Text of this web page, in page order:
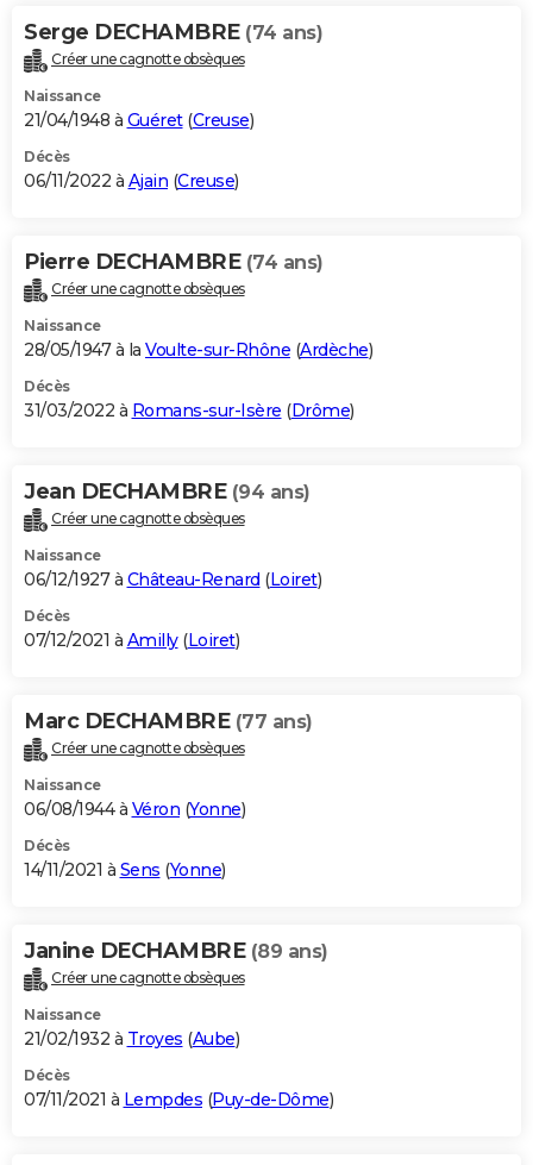
Serge DECHAMBRE (74 ans)
Créer une cagnotte obsèques
Naissance
21/04/1948 à Guéret(Creuse)
Décès
06/11/2022 à Ajain (Creuse)
Pierre DECHAMBRE (74 ans)
Créer une cagnotte obsèques
Naissance
28/05/1947 à la Voulte-sur-Rhône (Ardèche)
Décès
31/03/2022 à Romans-sur-Isère (Drôme)
Jean DECHAMBRE (94 ans)
Créer une cagnotte obsèques
Naissance
06/12/1927 à Château-Renard (Loiret)
Décès
07/12/2021 à Amilly(Loiret)
Marc DECHAMBRE (77 ans)
Créer une cagnotte obsèques
Naissance
06/08/1944 à Véron (Yonne)
Décès
14/11/2021 à Sens (Yonne)
Janine DECHAMBRE (89 ans)
Créer une cagnotte obsèques
Naissance
21/02/1932 à Troyes (Aube)
Décès
07/11/2021 à Lempdes (Puy-de-Dôme)